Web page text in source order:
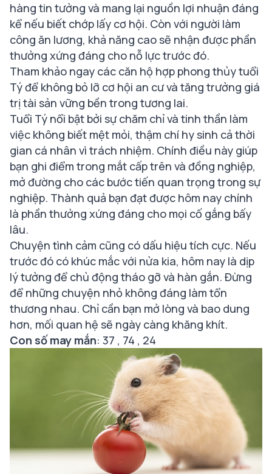
hàng tin tưởng và mang lại nguồn lợi nhuận đáng
kể nếu biết chớp lấy cơ hội. Còn với người làm
công ăn lương, khả năng cao sẽ nhận được phần
thưởng xứng đáng cho nỗ lực trước đó.
Tham khảo ngay các căn hộ hợp phong thủy tuổi
Týđể không bỏ lỡ cơ hội an cư và tăng trưởng giá
trị tài sản vững bền trong tương lai.
Tuổi Tý nổi bật bởi sự chăm chỉ và tinh thần làm
việc không biết mệt mỏi, thậm chí hy sinh cả thời
gian cá nhân vì trách nhiệm. Chính điều này giúp
bạn ghi điểm trong mắt cấp trên và đồng nghiệp,
mở đường cho các bước tiến quan trọng trong sự
nghiệp. Thành quả bạn đạt được hôm nay chính
là phần thưởng xứng đáng cho mọi cố gắng bấy
lâu.
Chuyện tình cảm cũng có dấu hiệu tích cực. Nếu
trước đó có khúc mắc với nửa kia, hôm nay là dịp
lý tưởng để chủ động tháo gỡ và hàn gắn. Đừng
để những chuyện nhỏ không đáng làm tổn
thương nhau. Chỉ cần bạn mở lòng và bao dung
hơn, mối quan hệ sẽ ngày càng khăng khít.
Con số may mắn: 37 , 74 , 24